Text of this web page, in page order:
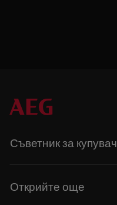
Съветник за
Открийте още